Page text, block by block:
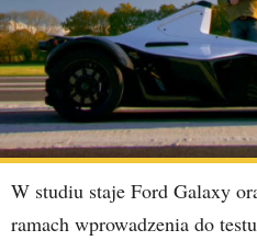
W studiu staje Ford Galaxy
ramach wprowadzenia do